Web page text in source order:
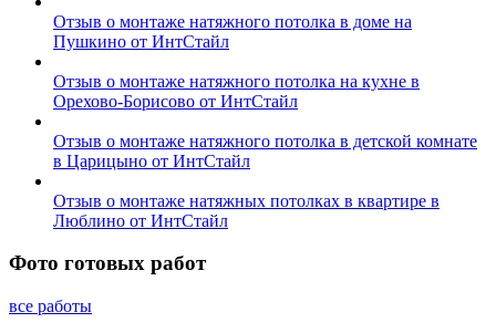
Отзыв о монтаже натяжного потолка в доме на
Пушкино от ИнтСтайл
Отзыв о монтаже натяжного потолка на кухне в
Орехово-Борисово от ИнтСтайл
Отзыв о монтаже натяжного потолка в детской комнате
в Царицыно от ИнтСтайл
Отзыв о монтаже натяжных потолках в квартире в
Люблино от ИнтСтайл
Фото готовых работ
все работы